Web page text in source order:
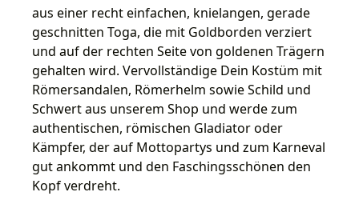
aus einer recht einfachen, knielangen, gerade
geschnitten Toga, die mit Goldborden verziert
und auf der rechten Seite von goldenen Trägern
gehalten wird. Vervollständige Dein Kostüm mit
Römersandalen, Römerhelm sowie Schild und
Schwert aus unserem Shop und werde zum
authentischen, römischen Gladiator oder
Kämpfer, der auf Mottopartys und zum Karneval
gut ankommt und den Faschingsschönen den
Kopf verdreht.